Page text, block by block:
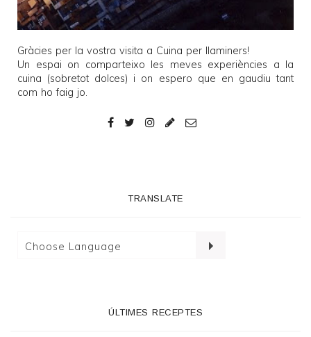
Gràcies per la vostra visita a Cuina per llaminers!
Un espai on comparteixo les meves experiències a la
cuina (sobretot dolces) i on espero que en gaudiu tant
com ho faig jo.
TRANSLATE
ÚLTIMES RECEPTES